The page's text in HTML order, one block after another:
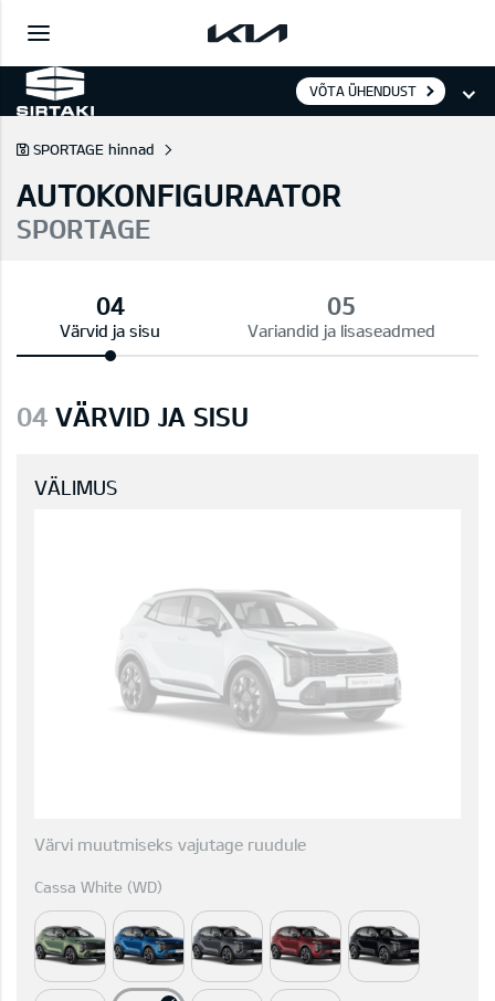
VÕTA ÜHENDUST
SPORTAGE hinnad
AUTOKONFIGURAATOR
SPORTAGE
Värvid ja sisu Variandid ja lisaseadmed
04 VÄRVID JA SISU
VÄLIMUS
Värvi muutmiseks vajutage ruudule
Cassa White (WD)